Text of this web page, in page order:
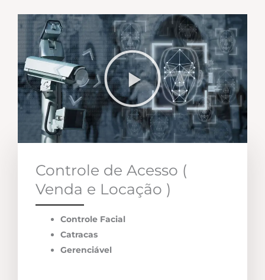
Controle de Acesso (
Venda e Locação )
Controle Facial
Catracas
Gerenciável